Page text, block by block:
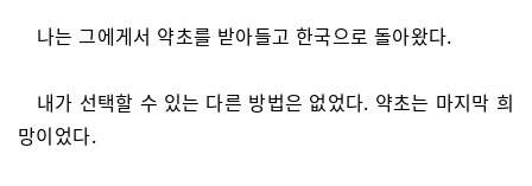
나는 그에게서 약초를 받아들고 한국으로 돌아왔다.
내가 선택할 수 있는 다른 방법은 없었다. 약초는 마지막 희
망이었다.